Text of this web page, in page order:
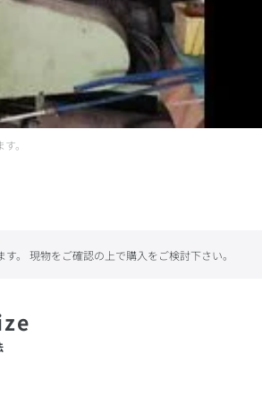
。
。 現物をご確認の上で購入をご検討下さい。